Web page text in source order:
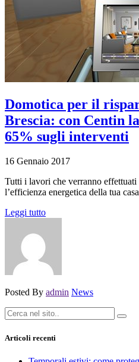
Domotica per il
Brescia: con Centin
65% sugli interventi
16 Gennaio 2017
Tutti i lavori che verranno
l’efficienza energetica della tua
Leggi tutto
Posted By admin News
Articoli recenti